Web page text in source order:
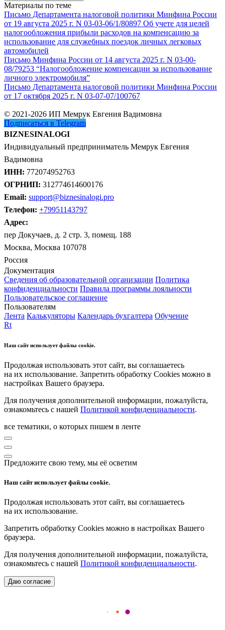
Материалы по теме
Письмо Департамента налоговой политики Минфина России
от 19 августа 2025 г. N 03-03-06/1/80897 Об учете для целей
налогообложения прибыли расходов на компенсацию за
использование для служебных поездок личных легковых
автомобилей
Письмо Минфина России от 14 августа 2025 г. N 03-00-
08/79253 “Налогообложение компенсации за использование
личного электромобиля”
Письмо Департамента налоговой политики Минфина России
от 17 октября 2025 г. N 03-07-07/100767
© 2021-2026 ИП Мемрук Евгения Вадимовна
Подписаться в Telegram
BIZNESINALOGI
Индивидуальный предприниматель Мемрук Евгения
Вадимовна
ИНН: 772074952763
ОГРНИП: 312774614600176
Email: support@biznesinalogi.pro
Телефон: +79951143797
Адрес:
пер Докучаев, д. 2 стр. 3, помещ. 188
Москва, Москва 107078
Россия
Документация
Сведения об образовательной организации Политика
конфиденциальности Правила программы лояльности
Пользовательское соглашение
Пользователям
Лента Калькуляторы Календарь бухгалтера Обучение
Rt
Наш сайт использует файлы cookie.
Продолжая использовать этот сайт, вы соглашаетесь
на их использование. Запретить обработку Cookies можно в
настройках Вашего браузера.
Для получения дополнительной информации, пожалуйста,
ознакомьтесь с нашей Политикой конфиденциальности.
все тематики, о которых пишем в ленте
Предложите свою тему, мы её осветим
Наш сайт использует файлы cookie.
Продолжая использовать этот сайт, вы соглашаетесь
на их использование.
Запретить обработку Cookies можно в настройках Вашего
браузера.
Для получения дополнительной информации, пожалуйста,
ознакомьтесь с нашей Политикой конфиденциальности.
Даю согласие